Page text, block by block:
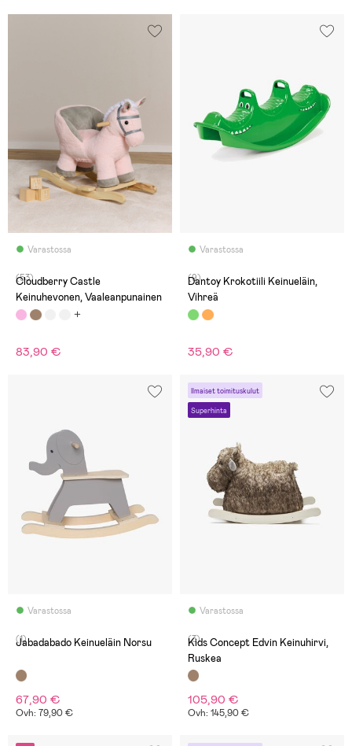
Varastossa
(53)
Cloudberry Castle
Keinuhevonen, Vaaleanpunainen
83,90 €
Varastossa
(9)
Dantoy Krokotiili Keinueläin,
Vihreä
35,90 €
Varastossa
(1)
Jabadabado Keinueläin Norsu
67,90 €
Ovh: 79,90 €
Ilmaiset toimituskulut
Superhinta
Varastossa
(3)
Kids Concept Edvin Keinuhirvi,
Ruskea
105,90 €
Ovh: 145,90 €